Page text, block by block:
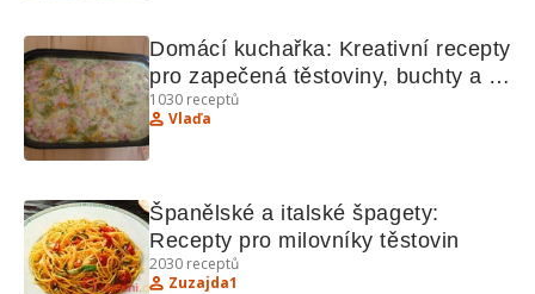
Domácí kuchařka: Kreativní recepty
pro zapečená těstoviny, buchty a
zmrzlinu
1030 receptů
Vlaďa
Španělské a italské špagety:
Recepty pro milovníky těstovin
2030 receptů
Zuzajda1